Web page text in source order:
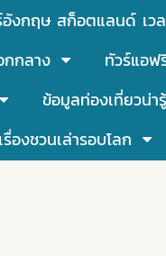
อังกฤษ สก็อตแลนด์ เว
กกลาง ทัวร์แอฟ
ข้อมูลท่องเที่ยวน่ารู้
เรื่องชวนเล่ารอบโลก